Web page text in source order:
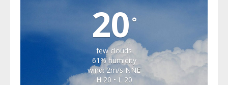
20 °
few clouds
61% humidity
wind: 2m/s NNE
H 20 • L 20